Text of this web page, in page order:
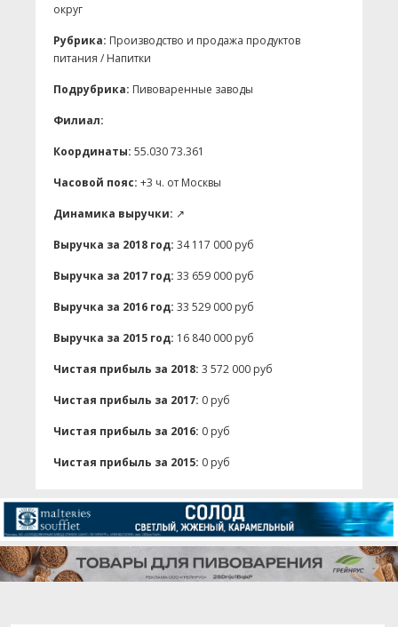
округ
Рубрика: Производство и продажа продуктов
питания / Напитки
Подрубрика: Пивоваренные заводы
Филиал:
Координаты: 55.030 73.361
Часовой пояс: +3 ч. от Москвы
Динамика выручки: ↗
Выручка за 2018 год: 34 117 000 руб
Выручка за 2017 год: 33 659 000 руб
Выручка за 2016 год: 33 529 000 руб
Выручка за 2015 год: 16 840 000 руб
Чистая прибыль за 2018: 3 572 000 руб
Чистая прибыль за 2017: 0 руб
Чистая прибыль за 2016: 0 руб
Чистая прибыль за 2015: 0 руб